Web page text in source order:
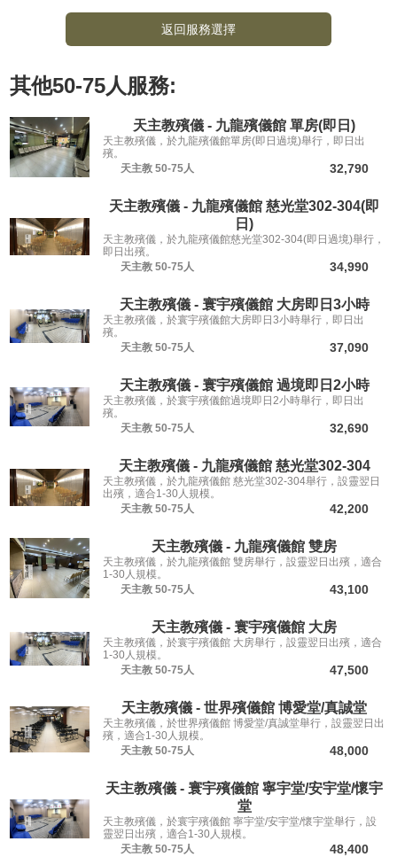
返回服務選擇
其他50-75人服務:
天主教殯儀 - 九龍殯儀館 單房(即日)
天主教殯儀，於九龍殯儀館單房(即日過境)舉行，即日出
殯。
天主教 50-75人 32,790
天主教殯儀 - 九龍殯儀館 慈光堂302-304(即
日)
天主教殯儀，於九龍殯儀館慈光堂302-304(即日過境)舉行，
即日出殯。
天主教 50-75人 34,990
天主教殯儀 - 寰宇殯儀館 大房即日3小時
天主教殯儀，於寰宇殯儀館大房即日3小時舉行，即日出
殯。
天主教 50-75人 37,090
天主教殯儀 - 寰宇殯儀館 過境即日2小時
天主教殯儀，於寰宇殯儀館過境即日2小時舉行，即日出
殯。
天主教 50-75人 32,690
天主教殯儀 - 九龍殯儀館 慈光堂302-304
天主教殯儀，於九龍殯儀館 慈光堂302-304舉行，設靈翌日
出殯，適合1-30人規模。
天主教 50-75人 42,200
天主教殯儀 - 九龍殯儀館 雙房
天主教殯儀，於九龍殯儀館 雙房舉行，設靈翌日出殯，適合
1-30人規模。
天主教 50-75人 43,100
天主教殯儀 - 寰宇殯儀館 大房
天主教殯儀，於寰宇殯儀館 大房舉行，設靈翌日出殯，適合
1-30人規模。
天主教 50-75人 47,500
天主教殯儀 - 世界殯儀館 博愛堂/真誠堂
天主教殯儀，於世界殯儀館 博愛堂/真誠堂舉行，設靈翌日出
殯，適合1-30人規模。
天主教 50-75人 48,000
天主教殯儀 - 寰宇殯儀館 寧宇堂/安宇堂/懷宇
堂
天主教殯儀，於寰宇殯儀館 寧宇堂/安宇堂/懷宇堂舉行，設
靈翌日出殯，適合1-30人規模。
天主教 50-75人 48,400